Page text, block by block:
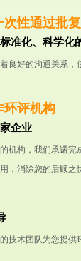
次性通过批复
准化、科学化
良好的沟通关系，
环评机构
企业
机构，我们承诺完
，消除您的后顾之
技术团队为您提供